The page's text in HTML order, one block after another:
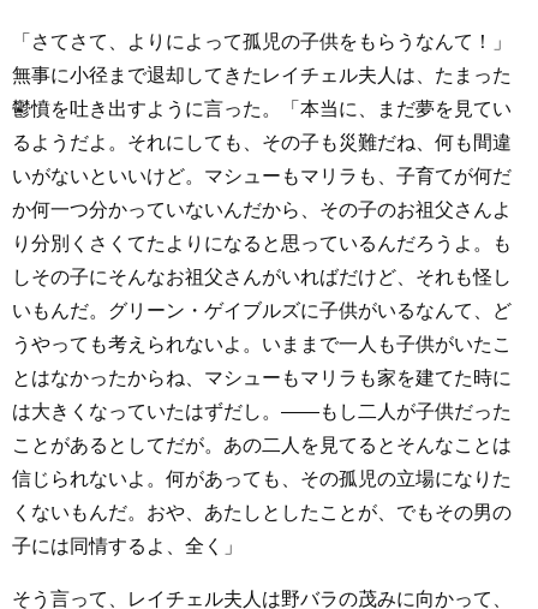
「さてさて、よりによって孤児の子供をもらうなんて！」
無事に小径まで退却してきたレイチェル夫人は、たまった
鬱憤を吐き出すように言った。「本当に、まだ夢を見てい
るようだよ。それにしても、その子も災難だね、何も間違
いがないといいけど。マシューもマリラも、子育てが何だ
か何一つ分かっていないんだから、その子のお祖父さんよ
り分別くさくてたよりになると思っているんだろうよ。も
しその子にそんなお祖父さんがいればだけど、それも怪し
いもんだ。グリーン・ゲイブルズに子供がいるなんて、ど
うやっても考えられないよ。いままで一人も子供がいたこ
とはなかったからね、マシューもマリラも家を建てた時に
は大きくなっていたはずだし。――もし二人が子供だった
ことがあるとしてだが。あの二人を見てるとそんなことは
信じられないよ。何があっても、その孤児の立場になりた
くないもんだ。おや、あたしとしたことが、でもその男の
子には同情するよ、全く」
そう言って、レイチェル夫人は野バラの茂みに向かって、